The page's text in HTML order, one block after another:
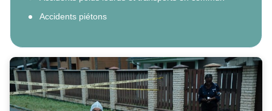
Accidents piétons